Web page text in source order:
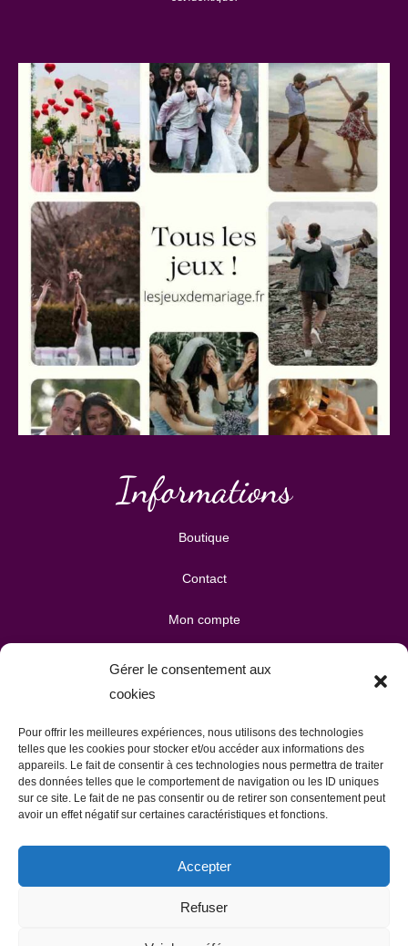
Gérer le consentement aux
cookies
Pour offrir les meilleures expériences, nous utilisons des technologies
telles que les cookies pour stocker et/ou accéder aux informations des
appareils. Le fait de consentir à ces technologies nous permettra de traiter
des données telles que le comportement de navigation ou les ID uniques
sur ce site. Le fait de ne pas consentir ou de retirer son consentement peut
avoir un effet négatif sur certaines caractéristiques et fonctions.
Accepter
Refuser
Informations
Boutique
Contact
Mon compte
Mes téléchargements
Publicité & partenariats